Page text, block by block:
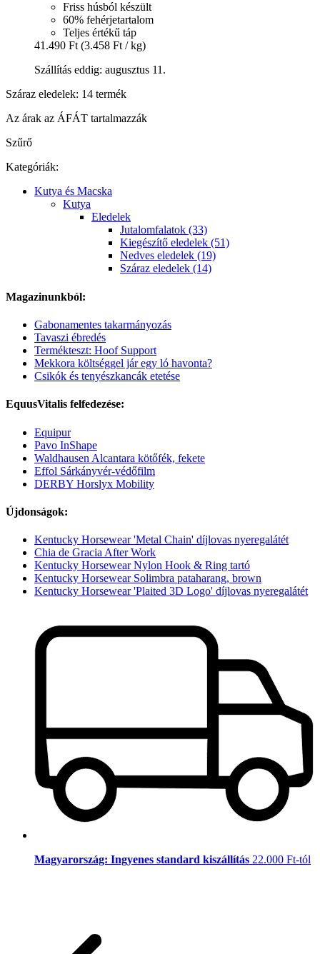
Friss húsból készült
60% fehérjetartalom
Teljes értékű táp
41.490 Ft (3.458 Ft / kg)
Szállítás eddig: augusztus 11.
Száraz eledelek: 14 termék
Az árak az ÁFÁT tartalmazzák
Szűrő
Kategóriák:
Kutya és Macska
Kutya
Eledelek
Jutalomfalatok (33)
Kiegészítő eledelek (51)
Nedves eledelek (19)
Száraz eledelek (14)
Magazinunkból:
Gabonamentes takarmányozás
Tavaszi ébredés
Termékteszt: Hoof Support
Mekkora költséggel jár egy ló havonta?
Csikók és tenyészkancák etetése
EquusVitalis felfedezése:
Equipur
Pavo InShape
Waldhausen Alcantara kötőfék, fekete
Effol Sárkányvér-védőfilm
DERBY Horslyx Mobility
Újdonságok:
Kentucky Horsewear 'Metal Chain' díjlovas nyeregalátét
Chia de Gracia After Work
Kentucky Horsewear Nylon Hook & Ring tartó
Kentucky Horsewear Solimbra pataharang, brown
Kentucky Horsewear 'Plaited 3D Logo' díjlovas nyeregalátét
Magyarország: Ingyenes standard kiszállítás 22.000 Ft-tól